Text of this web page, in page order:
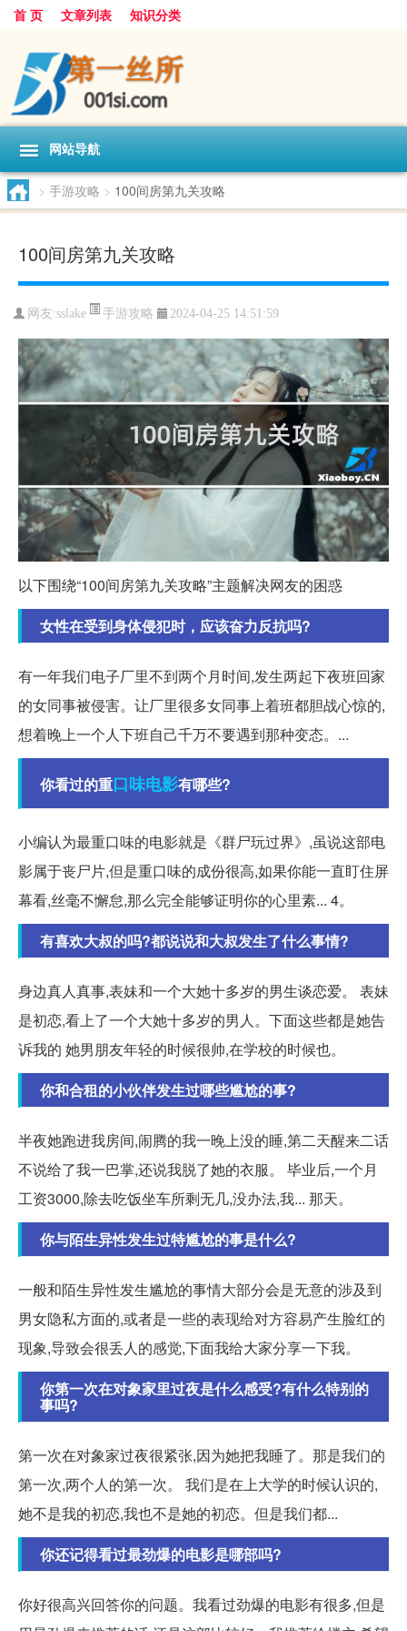
首 页 文章列表 知识分类
网站导航
> 手游攻略 > 100间房第九关攻略
100间房第九关攻略
网友:sslake 手游攻略 2024-04-25 14:51:59
以下围绕“100间房第九关攻略”主题解决网友的困惑
女性在受到身体侵犯时，应该奋力反抗吗?
有一年我们电子厂里不到两个月时间,发生两起下夜班回家
的女同事被侵害。让厂里很多女同事上着班都胆战心惊的,
想着晚上一个人下班自己千万不要遇到那种变态。...
你看过的重口味电影有哪些?
小编认为最重口味的电影就是《群尸玩过界》,虽说这部电
影属于丧尸片,但是重口味的成份很高,如果你能一直盯住屏
幕看,丝毫不懈怠,那么完全能够证明你的心里素... 4。
有喜欢大叔的吗?都说说和大叔发生了什么事情?
身边真人真事,表妹和一个大她十多岁的男生谈恋爱。 表妹
是初恋,看上了一个大她十多岁的男人。下面这些都是她告
诉我的 她男朋友年轻的时候很帅,在学校的时候也。
你和合租的小伙伴发生过哪些尴尬的事?
半夜她跑进我房间,闹腾的我一晚上没的睡,第二天醒来二话
不说给了我一巴掌,还说我脱了她的衣服。 毕业后,一个月
工资3000,除去吃饭坐车所剩无几,没办法,我... 那天。
你与陌生异性发生过特尴尬的事是什么?
一般和陌生异性发生尴尬的事情大部分会是无意的涉及到
男女隐私方面的,或者是一些的表现给对方容易产生脸红的
现象,导致会很丢人的感觉,下面我给大家分享一下我。
你第一次在对象家里过夜是什么感受?有什么特别的
事吗?
第一次在对象家过夜很紧张,因为她把我睡了。那是我们的
第一次,两个人的第一次。 我们是在上大学的时候认识的,
她不是我的初恋,我也不是她的初恋。但是我们都...
你还记得看过最劲爆的电影是哪部吗?
你好很高兴回答你的问题。我看过劲爆的电影有很多,但是